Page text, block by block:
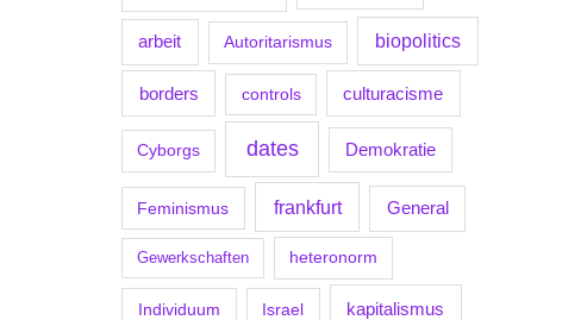
arbeit Autoritarismus biopolitics
borders controls culturacisme
Cyborgs dates Demokratie
Feminismus frankfurt General
Gewerkschaften heteronorm
Individuum Israel kapitalismus